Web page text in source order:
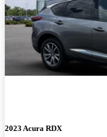
2023 Acura RDX